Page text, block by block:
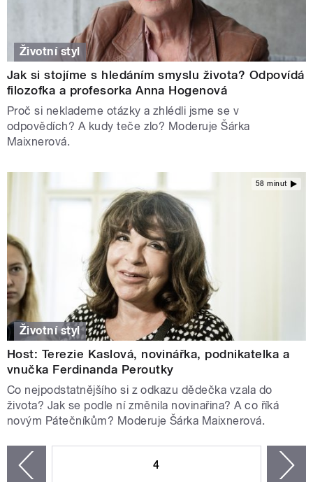
Životní styl
Jak si stojíme s hledáním smyslu života? Odpovídá
filozofka a profesorka Anna Hogenová
Proč si neklademe otázky a zhlédli jsme se v
odpovědích? A kudy teče zlo? Moderuje Šárka
Maixnerová.
58 minut
Životní styl
Host: Terezie Kaslová, novinářka, podnikatelka a
vnučka Ferdinanda Peroutky
Co nejpodstatnějšího si z odkazu dědečka vzala do
života? Jak se podle ní změnila novinařina? A co říká
novým Pátečníkům? Moderuje Šárka Maixnerová.
4